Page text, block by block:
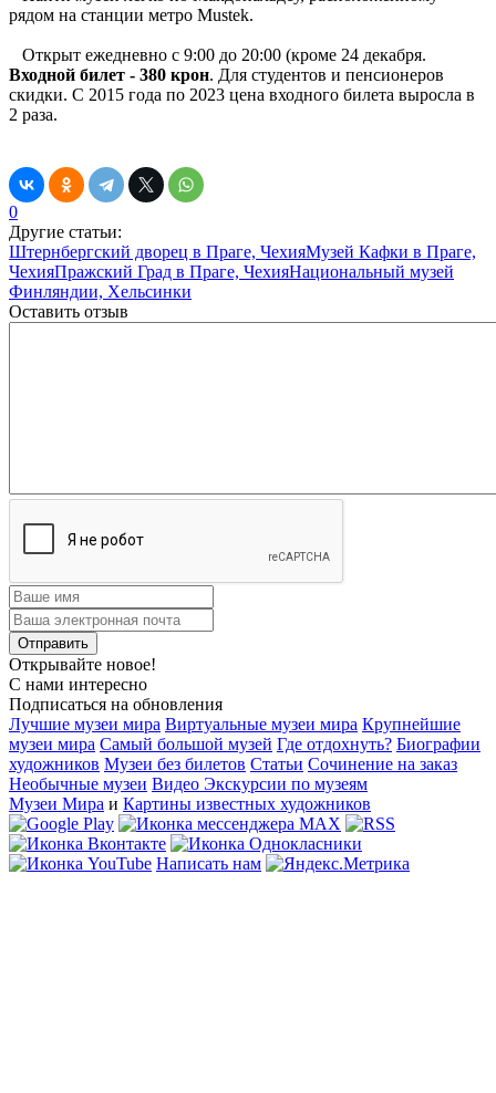
рядом на станции метро Mustek.
Открыт ежедневно с 9:00 до 20:00 (кроме 24 декабря.
Входной билет - 380 крон. Для студентов и пенсионеров
скидки. С 2015 года по 2023 цена входного билета выросла в
2 раза.
0
Другие статьи:
Штернбергский дворец в Праге, ЧехияМузей Кафки в Праге,
ЧехияПражский Град в Праге, ЧехияНациональный музей
Финляндии, Хельсинки
Оставить отзыв
Открывайте новое!
С нами интересно
Подписаться на обновления
Лучшие музеи мира Виртуальные музеи мира Крупнейшие
музеи мира Самый большой музей Где отдохнуть? Биографии
художников Музеи без билетов Статьи Сочинение на заказ
Необычные музеи Видео Экскурсии по музеям
Музеи Мира и Картины известных художников
Написать нам